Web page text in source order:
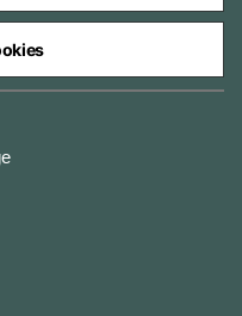
Forsvarsministeriet